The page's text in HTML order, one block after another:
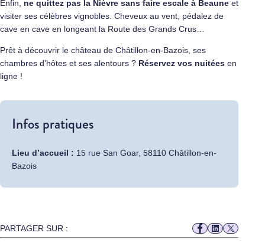
Enfin, ne quittez pas la Nièvre sans faire escale à Beaune et
visiter ses célèbres vignobles. Cheveux au vent, pédalez de
cave en cave en longeant la Route des Grands Crus…
Prêt à découvrir le château de Châtillon-en-Bazois, ses
chambres d’hôtes et ses alentours ? Réservez vos nuitées en
ligne !
Infos pratiques
Lieu d’accueil : 15 rue San Goar, 58110 Châtillon-en-
Bazois
PARTAGER SUR :